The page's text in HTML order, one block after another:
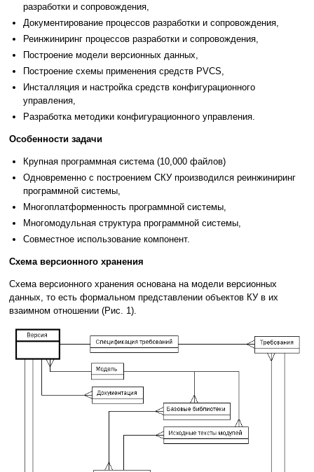
разработки и сопровождения,
Документирование процессов разработки и сопровождения,
Реинжиниринг процессов разработки и сопровождения,
Построение модели версионных данных,
Построение схемы применения средств PVCS,
Инсталляция и настройка средств конфигурационного
управления,
Разработка методики конфигурационного управления.
Особенности задачи
Крупная программная система (10,000 файлов)
Одновременно с построением СКУ производился реинжиниринг
программной системы,
Многоплатформенность программной системы,
Многомодульная структура программной системы,
Совместное использование компонент.
Схема версионного хранения
Схема версионного хранения основана на модели версионных
данных, то есть формальном представлении объектов КУ в их
взаимном отношении (Рис. 1).